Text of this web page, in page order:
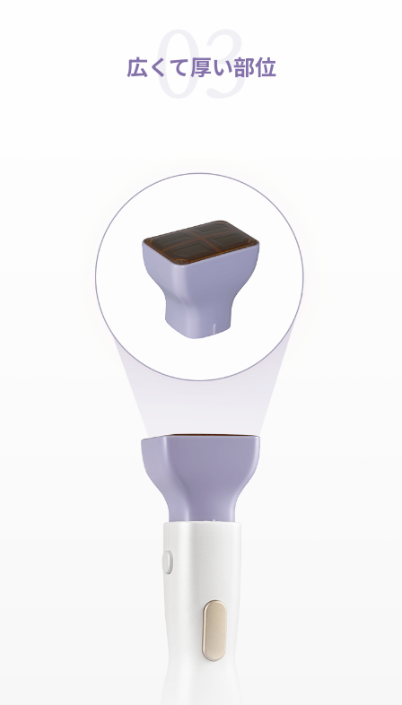
広くて厚い部位